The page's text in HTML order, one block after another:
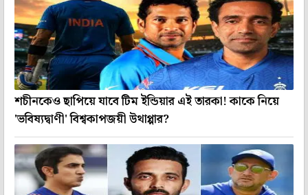
শচীনকেও ছাপিয়ে যাবে টিম ইন্ডিয়ার এই তারকা! কাকে নিয়ে
'ভবিষ্যদ্বাণী' বিশ্বকাপজয়ী উথাপ্পার?